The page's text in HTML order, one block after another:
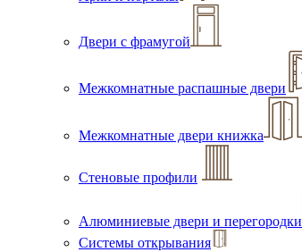
Двери с фрамугой
Межкомнатные распашные двери
Межкомнатные двери книжка
Стеновые профили
Алюминиевые двери и перегородки
Системы открывания